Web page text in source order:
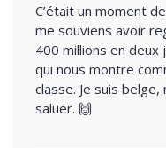
C’était un moment
me souviens avoir
400 millions en deux
qui nous montre
classe. Je suis belge,
saluer. 🙌